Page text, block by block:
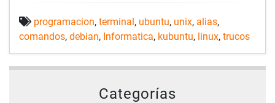
programacion, terminal, ubuntu, unix, alias,
comandos, debian, Informatica, kubuntu, linux, trucos
Categorías